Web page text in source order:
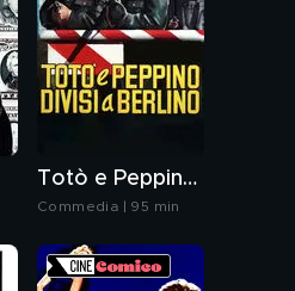
Totò e Peppino divisi a Berlino
Commedia | 95 min